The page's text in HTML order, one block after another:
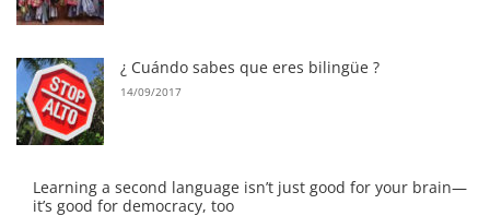
¿ Cuándo sabes que eres bilingüe ?
14/09/2017
Learning a second language isn’t just good for your brain—
it’s good for democracy, too